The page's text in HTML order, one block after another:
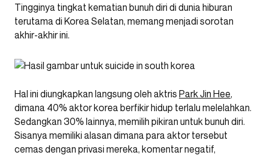
Tingginya tingkat kematian bunuh diri di dunia hiburan
terutama di Korea Selatan, memang menjadi sorotan
akhir-akhir ini.
Hal ini diungkapkan langsung oleh aktris Park Jin Hee,
dimana 40% aktor korea berfikir hidup terlalu melelahkan.
Sedangkan 30% lainnya, memilih pikiran untuk bunuh diri.
Sisanya memiliki alasan dimana para aktor tersebut
cemas dengan privasi mereka, komentar negatif,